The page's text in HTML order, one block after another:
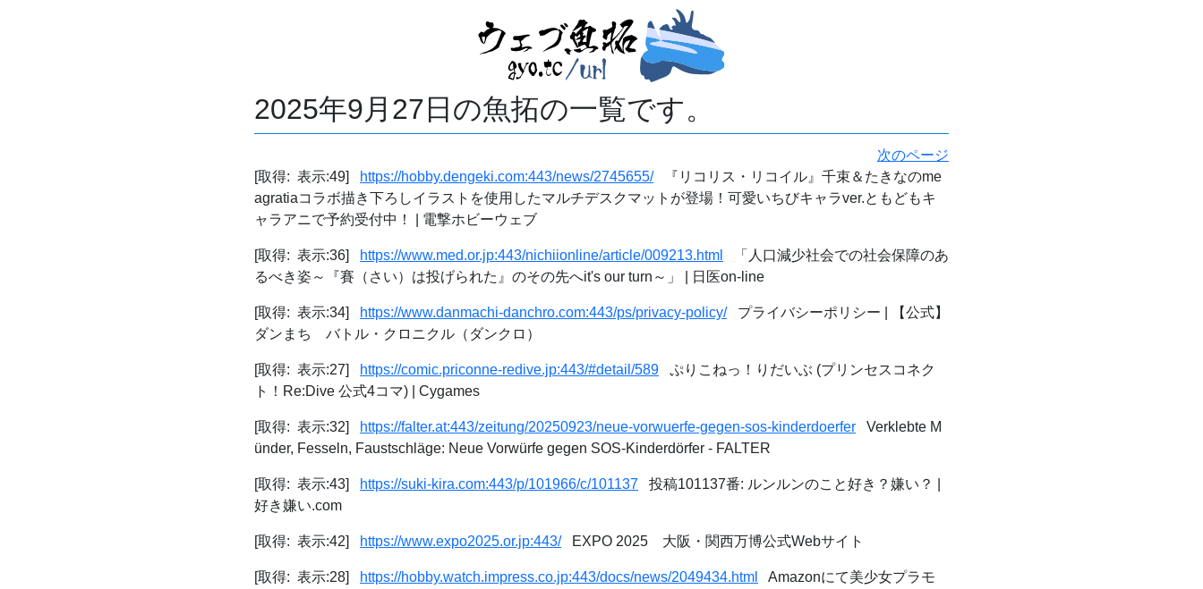
2025年9月27日の魚拓の一覧です。
次のページ
[取得: 表示:49]
https://hobby.dengeki.com:443/news/2745655/『リコリス・リコイル』千束＆たきなのme
agratiaコラボ描き下ろしイラストを使用したマルチデスクマットが登場！可愛いちびキャラver.ともどもキ
ャラアニで予約受付中！ | 電撃ホビーウェブ
[取得: 表示:36] https://www.med.or.jp:443/nichiionline/article/009213.html
「人口減少社会での社会保障のあ
るべき姿～『賽（さい）は投げられた』のその先へit's our turn～」 | 日医on-line
[取得: 表示:34] https://www.danmachi-danchro.com:443/ps/privacy-policy/プライバシーポリシー | 【公式】
ダンまち バトル・クロニクル（ダンクロ）
[取得: 表示:27] https://comic.priconne-redive.jp:443/#detail/589 ぷりこねっ！りだいぶ (プリンセスコネク
ト！Re:Dive 公式4コマ) | Cygames
[取得: 表示:32] https://falter.at:443/zeitung/20250923/neue-vorwuerfe-gegen-sos-kinderdoerfer Verklebte M
ünder, Fesseln, Faustschläge: Neue Vorwürfe gegen SOS-Kinderdörfer - FALTER
[取得: 表示:43] https://suki-kira.com:443/p/101966/c/101137 投稿101137番: ルンルンのこと好き？嫌い？ |
好き嫌い.com
[取得: 表示:42] https://www.expo2025.or.jp:443/EXPO 2025 大阪・関西万博公式Webサイト
[取得: 表示:28] https://hobby.watch.impress.co.jp:443/docs/news/2049434.html
Amazonにて美少女プラモ